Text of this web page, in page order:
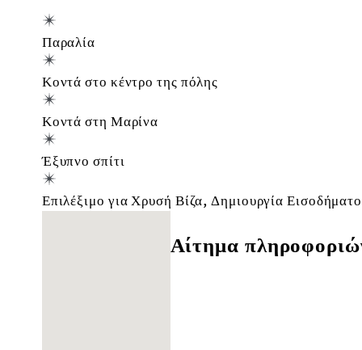
Παραλία
Κοντά στο κέντρο της πόλης
Κοντά στη Μαρίνα
Έξυπνο σπίτι
Επιλέξιμο για Χρυσή Βίζα, Δημιουργία
Αίτημα